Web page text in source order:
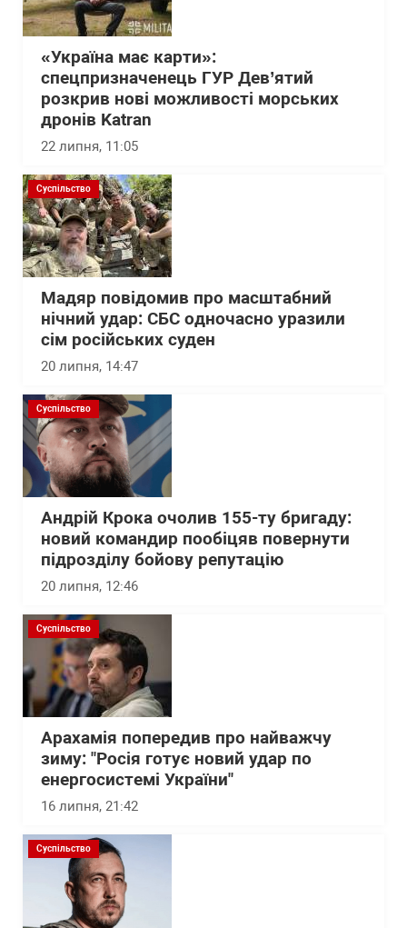
«Україна має карти»:
спецпризначенець ГУР Дев’ятий
розкрив нові можливості морських
дронів Katran
22 липня, 11:05
Суспільство
Мадяр повідомив про масштабний
нічний удар: СБС одночасно уразили
сім російських суден
20 липня, 14:47
Суспільство
Андрій Крока очолив 155-ту бригаду:
новий командир пообіцяв повернути
підрозділу бойову репутацію
20 липня, 12:46
Суспільство
Арахамія попередив про найважчу
зиму: "Росія готує новий удар по
енергосистемі України"
16 липня, 21:42
Суспільство